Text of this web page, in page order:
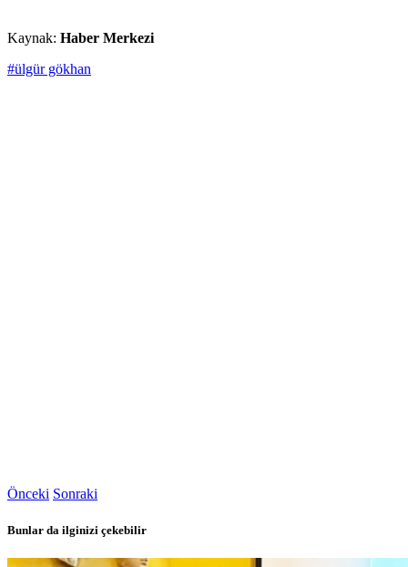
Kaynak: Haber Merkezi
#ülgür gökhan
Önceki Sonraki
Bunlar da ilginizi çekebilir